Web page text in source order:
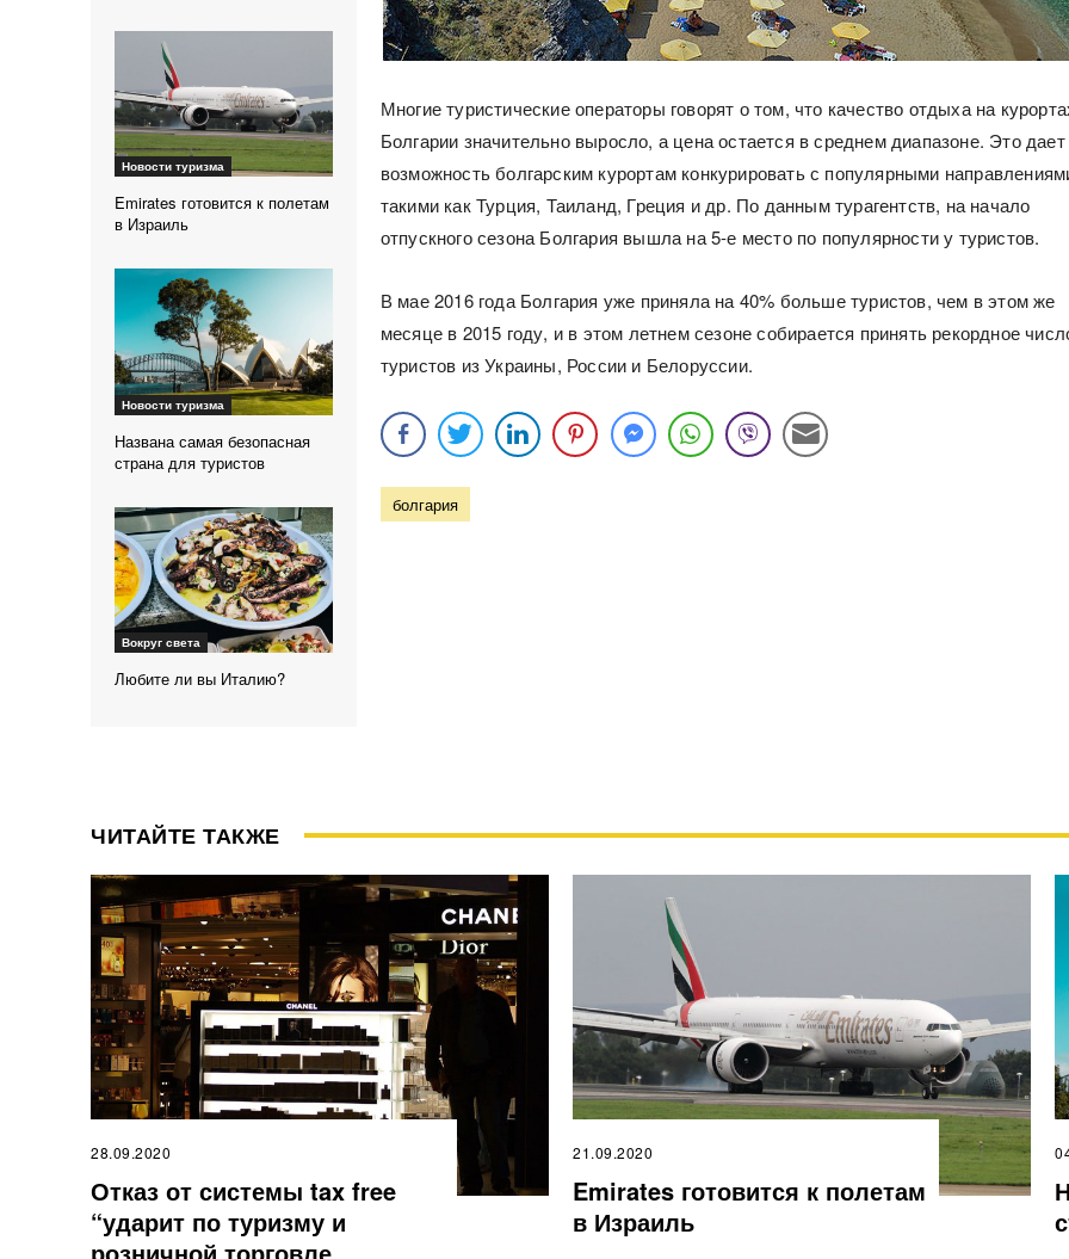
Новости туризма
Emirates готовится к полетам
в Израиль
Новости туризма
Названа самая безопасная
страна для туристов
Вокруг света
Любите ли вы Италию?
Многие туристические операторы говорят о том, что качество отдыха на
Болгарии значительно выросло, а цена остается в среднем диапазоне. Это дает
возможность болгарским курортам конкурировать с популярными
такими как Турция, Таиланд, Греция и др. По данным турагентств, на начало
отпускного сезона Болгария вышла на 5-е место по популярности у туристов.
В мае 2016 года Болгария уже приняла на 40% больше туристов, чем в этом же
месяце в 2015 году, и в этом летнем сезоне собирается принять рекордное
туристов из Украины, России и Белоруссии.
болгария
ЧИТАЙТЕ ТАКЖЕ
28.09.2020
Отказ от системы tax free
“ударит по туризму и
21.09.2020
Emirates готовится к полетам
в Израиль